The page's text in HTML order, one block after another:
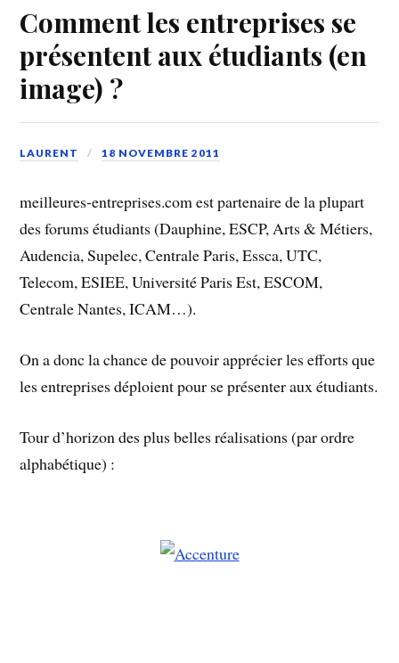
Comment les entreprises se
présentent aux étudiants (en
image) ?
LAURENT 18 NOVEMBRE 2011
meilleures-entreprises.com est partenaire de la plupart
des forums étudiants (Dauphine, ESCP, Arts & Métiers,
Audencia, Supelec, Centrale Paris, Essca, UTC,
Telecom, ESIEE, Université Paris Est, ESCOM,
Centrale Nantes, ICAM…).
On a donc la chance de pouvoir apprécier les efforts que
les entreprises déploient pour se présenter aux étudiants.
Tour d’horizon des plus belles réalisations (par ordre
alphabétique) :